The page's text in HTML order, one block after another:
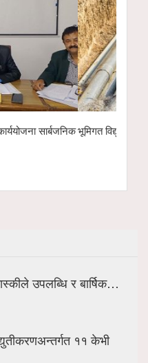
‘चार्ज’ गरिँदै
पोखरा रङ्गशालाको
उपलब्धि र बार्षिक…
११ केभी